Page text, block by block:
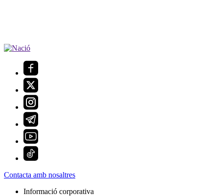
Contacta amb nosaltres
Informació corporativa